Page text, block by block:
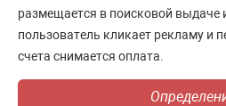
размещается в поисковой выдаче
пользователь кликает рекламу и
счета снимается оплата.